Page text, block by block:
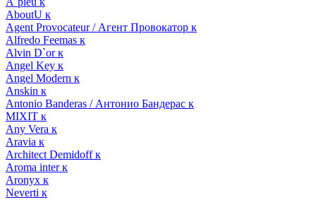
AboutU к
Agent Provocateur / Агент Провокатор к
Alfredo Feemas к
Alvin D`or к
Angel Key к
Angel Modern к
Anskin к
Antonio Banderas / Антонио Бандерас к
MIXIT к
Any Vera к
Aravia к
Architect Demidoff к
Aroma inter к
Aronyx к
Neverti к